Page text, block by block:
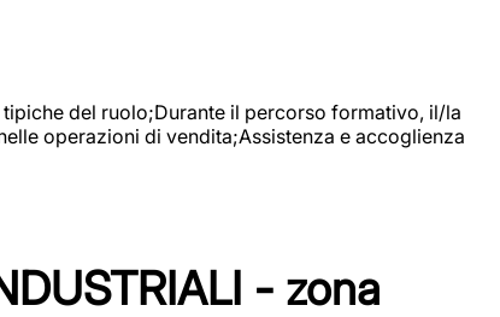
del ruolo;Durante il percorso formativo, il/la
operazioni di vendita;Assistenza e accoglienza
- zona